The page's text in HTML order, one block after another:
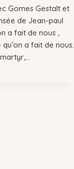
Gomes Gestalt et
de Jean-paul
a fait de nous ,
a fait de nous.